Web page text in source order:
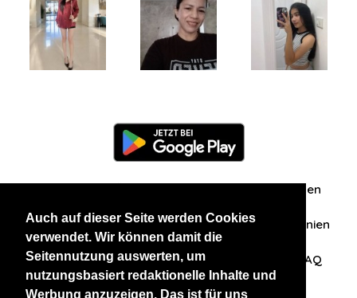
Auch auf dieser Seite werden Cookies
verwendet. Wir können damit die
Seitennutzung auswerten, um
nutzungsbasiert redaktionelle Inhalte und
Werbung anzuzeigen. Das ist für uns
Zuschriften/Erfahrungen
Datenschutzerklärung AGB Datenschutzrichtlinien
Nehmen Sie Kontakt mit uns auf FAQ